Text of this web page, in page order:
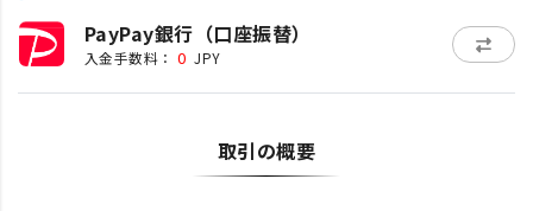
PayPay銀行（口座振替）
入金手数料： 0 JPY
取引の概要